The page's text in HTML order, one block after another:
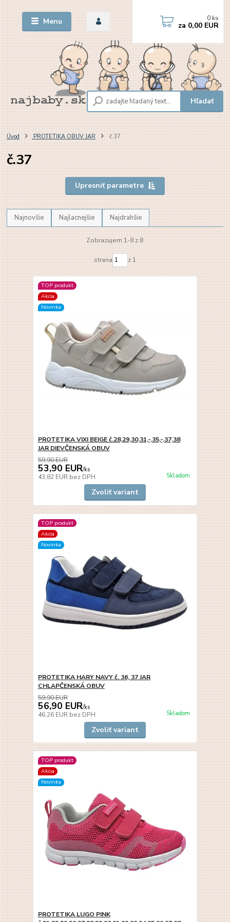
Menu
Hľadať
0 ks
za 0,00 EUR
Úvod PROTETIKA OBUV JAR č.37
č.37
Upresniť parametre
Najnovšie Najlacnejšie Najdrahšie
Zobrazujem 1-8 z 8
strana z 1
TOP produkt
Akcia
Novinka
PROTETIKA VIXI BEIGE č.28,29,30,31,-,35,-,37,38
JAR DIEVČENSKÁ OBUV
59,90 EUR
53,90 EUR/ks
43,82 EUR bez DPH Skladom
Zvoliť variant
TOP produkt
Akcia
Novinka
PROTETIKA HARY NAVY č. 36, 37 JAR
CHLAPČENSKÁ OBUV
59,90 EUR
56,90 EUR/ks
46,26 EUR bez DPH Skladom
Zvoliť variant
TOP produkt
Akcia
Novinka
PROTETIKA LUGO PINK